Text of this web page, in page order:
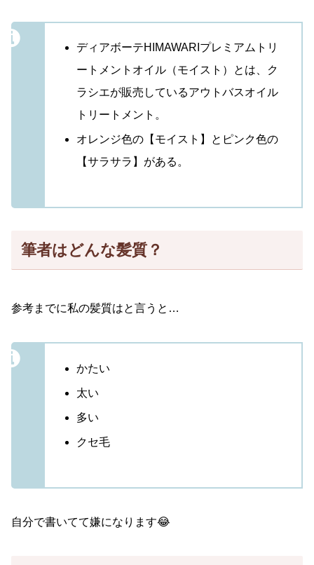
ディアボーテHIMAWARIプレミアムトリ
ートメントオイル（モイスト）とは、ク
ラシエが販売しているアウトバスオイル
トリートメント。
オレンジ色の【モイスト】とピンク色の
【サラサラ】がある。
筆者はどんな髪質？
参考までに私の髪質はと言うと…
かたい
太い
多い
クセ毛
自分で書いてて嫌になります😂